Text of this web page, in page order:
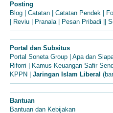
Posting
Blog
Catatan Catatan Pendek
Reviu Pranala| Pesan Pribadi
Portal dan Subsitus
Portal Soneta Group
Apa dan
Riforri
Kamus Keuangan Safir
KPPN
Jaringan Islam Liberal
Bantuan
Bantuan dan Kebijakan